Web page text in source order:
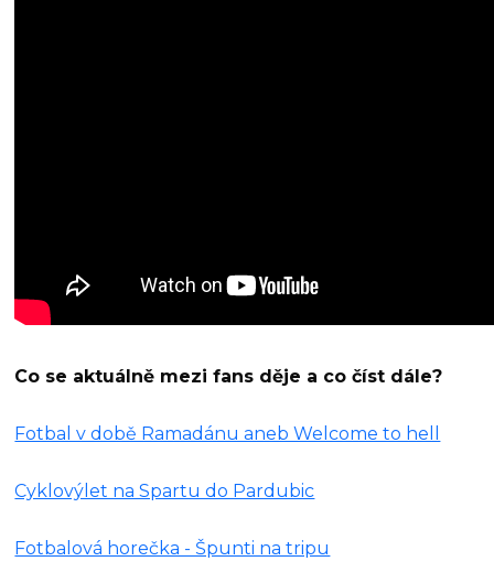
Co se aktuálně mezi fans děje a co číst dále?
Fotbal v době Ramadánu aneb Welcome to hell
Cyklovýlet na Spartu do Pardubic
Fotbalová horečka - Špunti na tripu